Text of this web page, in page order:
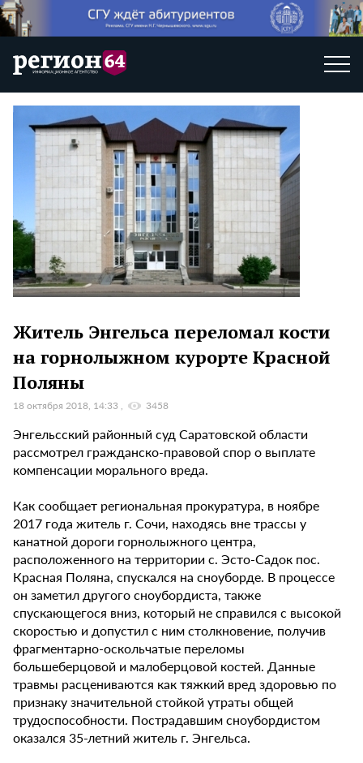
Житель Энгельса переломал кости
на горнолыжном курорте Красной
Поляны
18 октября 2018, 14:33 3458
Энгельсский районный суд Саратовской области
рассмотрел гражданско-правовой спор о выплате
компенсации морального вреда.
Как сообщает региональная прокуратура, в ноябре
2017 года житель г. Сочи, находясь вне трассы у
канатной дороги горнолыжного центра,
расположенного на территории с. Эсто-Садок пос.
Красная Поляна, спускался на сноуборде. В процессе
он заметил другого сноубордиста, также
спускающегося вниз, который не справился с высокой
скоростью и допустил с ним столкновение, получив
фрагментарно-оскольчатые переломы
большеберцовой и малоберцовой костей. Данные
травмы расцениваются как тяжкий вред здоровью по
признаку значительной стойкой утраты общей
трудоспособности. Пострадавшим сноубордистом
оказался 35-летний житель г. Энгельса.